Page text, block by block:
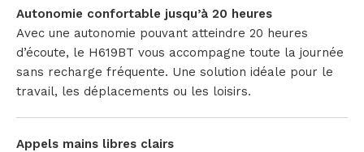
Autonomie confortable jusqu’à 20 heures
Avec une autonomie pouvant atteindre 20 heures
d’écoute, le H619BT vous accompagne toute la journée
sans recharge fréquente. Une solution idéale pour le
travail, les déplacements ou les loisirs.
Appels mains libres clairs